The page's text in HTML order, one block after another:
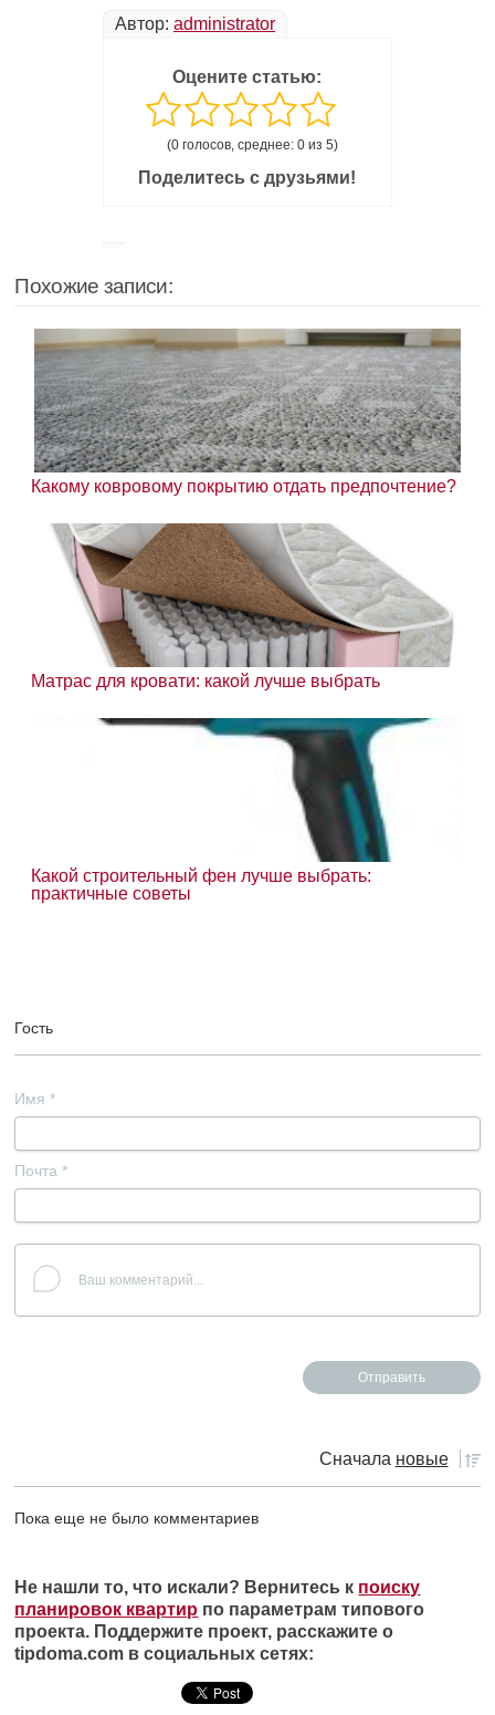
Автор: administrator
Оцените статью:
(0 голосов, среднее: 0 из 5)
Поделитесь с друзьями!
Похожие записи:
Какому ковровому покрытию отдать предпочтение?
Матрас для кровати: какой лучше выбрать
Какой строительный фен лучше выбрать:
практичные советы
Гость
Имя *
Почта *
Сначала новые
Пока еще не было комментариев
Не нашли то, что искали? Вернитесь к поиску
планировок квартир по параметрам типового
проекта. Поддержите проект, расскажите о
tipdoma.com в социальных сетях: